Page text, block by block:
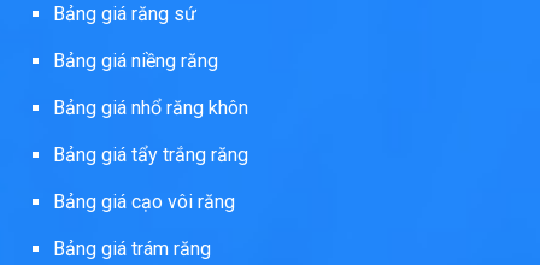
Bảng giá răng sứ
Bảng giá niềng răng
Bảng giá nhổ răng khôn
Bảng giá tẩy trắng răng
Bảng giá cạo vôi răng
Bảng giá trám răng